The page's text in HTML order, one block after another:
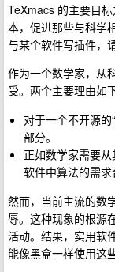
TeXmacs 的主要目
本，促进那些与科学
与某个软件写插件，
作为一个数学家，从
受。两个主要理由如下
对于一个不开源
部分。
正如数学家需要
软件中算法的需求
然而，当前主流的数
辱。这种现象的根源
活动。结果，实用软
能像黑盒一样使用这